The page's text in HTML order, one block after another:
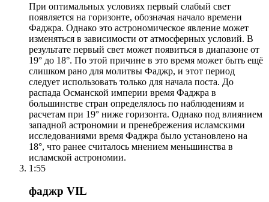
При оптимальных условиях первый слабый свет
появляется на горизонте, обозначая начало времени
Фаджра. Однако это астрономическое явление может
изменяться в зависимости от атмосферных условий. В
результате первый свет может появиться в диапазоне от
19° до 18°. По этой причине в это время может быть ещё
слишком рано для молитвы Фаджр, и этот период
следует использовать только для начала поста. До
распада Османской империи время Фаджра в
большинстве стран определялось по наблюдениям и
расчетам при 19° ниже горизонта. Однако под влиянием
западной астрономии и пренебрежения исламскими
исследованиями время Фаджра было установлено на
18°, что ранее считалось мнением меньшинства в
исламской астрономии.
1:55
фаджр VIL